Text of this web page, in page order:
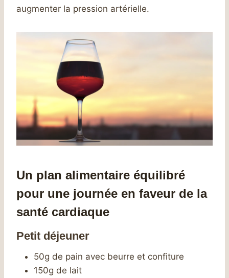
augmenter la pression artérielle.
Un plan alimentaire équilibré
pour une journée en faveur de la
santé cardiaque
Petit déjeuner
50g de pain avec beurre et confiture
150g de lait